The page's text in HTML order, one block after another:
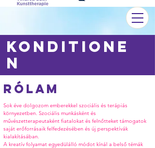
konditione
n
Rólam
Sok éve dolgozom emberekkel szociális és terápiás
környezetben. Szociális munkásként és
művészetterapeutaként fiatalokat és felnőtteket támogatok
saját erőforrásaik felfedezésében és új perspektívák
kialakításában.
A kreatív folyamat egyedülálló módot kínál a belső témák